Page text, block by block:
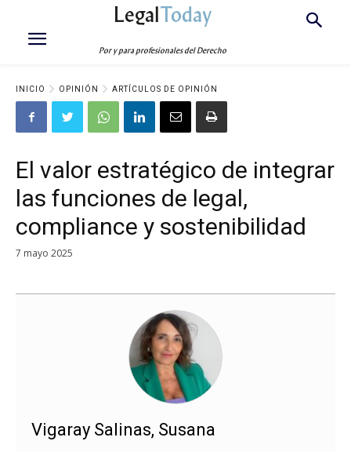
LegalToday
Por y para profesionales del Derecho
INICIO OPINIÓN ARTÍCULOS DE OPINIÓN
El valor estratégico de integrar
las funciones de legal,
compliance y sostenibilidad
7 mayo 2025
Vigaray Salinas, Susana